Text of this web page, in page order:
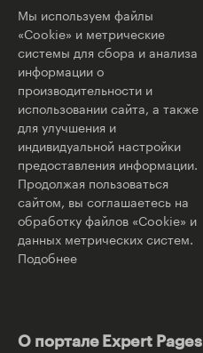
Мы используем файлы
«Cookie» и метрические
системы для сбора и анализа
информации о
производительности и
использовании сайта, а также
для улучшения и
индивидуальной настройки
предоставления информации.
Продолжая пользоваться
сайтом, вы соглашаетесь на
обработку файлов «Cookie» и
данных метрических систем.
Подобнее
О портале Expert Pages